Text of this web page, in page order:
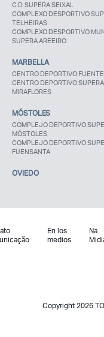
C.D. SUPERA SEIXAL
COMPLEXO DESPORTIVO
TELHEIRAS
COMPLEXO DESPORTIVO
SUPERA AREEIRO
MARBELLA
CENTRO DEPORTIVO
CENTRO DEPORTIVO SUPERA
MIRAFLORES
MÓSTOLES
COMPLEJO DEPORTIVO
MÓSTOLES
COMPLEJO DEPORTIVO
FUENSANTA
OVIEDO
En los
medios
Na
Copyright 2026